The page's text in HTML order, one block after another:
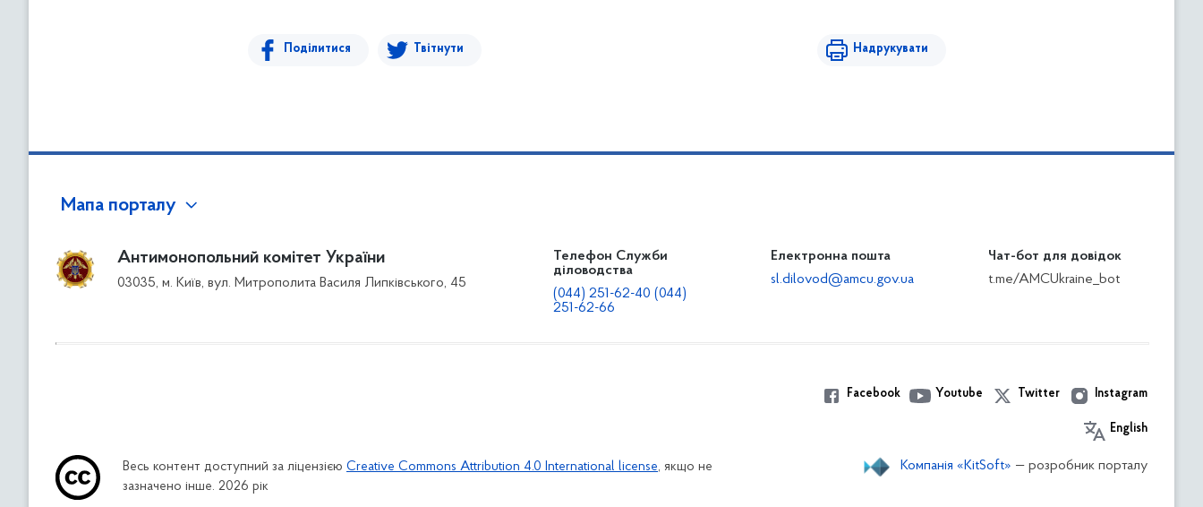
Поділитися Твітнути Надрукувати
Мапа порталу
Антимонопольний комітет України
03035, м. Київ, вул. Митрополита Василя Липківського, 45
Телефон Служби
діловодства
(044) 251-62-40 (044)
251-62-66
Електронна пошта
sl.dilovod@amcu.gov.ua
Чат-бот для довідок
t.me/AMCUkraine_bot
Facebook Youtube Twitter Instagram
English
Весь контент доступний за ліцензією Creative Commons Attribution 4.0 International license, якщо не
зазначено інше. 2026 рік
Компанія «KitSoft» — розробник порталу